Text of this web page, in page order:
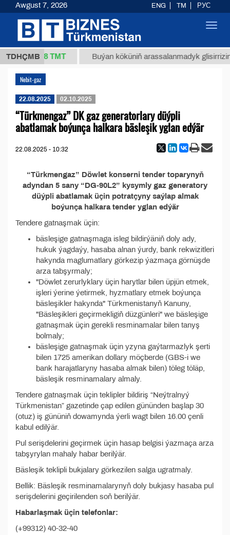
TDHÇMB
1 (kg.) 37,8 ТМТ Buýan köküniň arassalanmadyk
Nebit-gaz
22.08.2025 02.10.2025
“Türkmengaz” DK gaz generatorlary düýpli
abatlamak boýunça halkara bäsleşik yglan edýär
22.08.2025 - 10:32
“Türkmengaz” Döwlet konserni tender toparynyň
adyndan 5 sany “DG-90L2” kysymly gaz generatory
düýpli abatlamak üçin potratçyny saýlap almak
boýunça halkara tender yglan edýär
Tendere gatnaşmak üçin:
bäsleşige gatnaşmaga isleg bildirýäniň doly ady,
hukuk ýagdaýy, hasaba alnan ýurdy, bank rekwizitleri
hakynda maglumatlary görkezip ýazmaça görnüşde
arza tabşyrmaly;
"Döwlet zerurlyklary üçin harytlar bilen üpjün etmek,
işleri ýerine ýetirmek, hyzmatlary etmek boýunça
bäsleşikler hakynda" Türkmenistanyň Kanuny,
"Bäsleşikleri geçirmekligiň düzgünleri" we bäsleşige
gatnaşmak üçin gerekli resminamalar bilen tanyş
bolmaly;
bäsleşige gatnaşmak üçin yzyna gaýtarmazlyk şerti
bilen 1725 amerikan dollary möçberde (GBS-i we
bank harajatlaryny hasaba almak bilen) töleg töläp,
bäsleşik resminamalary almaly.
Tendere gatnaşmak üçin teklipler bildiriş “Neýtralnyý
Türkmenistan” gazetinde çap edilen gününden başlap 30
(otuz) iş gününiň dowamynda ýerli wagt bilen 16.00 çenli
kabul edilýär.
Pul serişdelerini geçirmek üçin hasap belgisi ýazmaça arza
tabşyrylan mahaly habar berilýär.
Bäsleşik teklipli bukjalary görkezilen salga ugratmaly.
Bellik: Bäsleşik resminamalarynyň doly bukjasy hasaba pul
serişdelerini geçirilenden soň berilýär.
Habarlaşmak üçin telefonlar:
(+99312) 40-32-40
Awgust 7, 2026 ENG TM РУС